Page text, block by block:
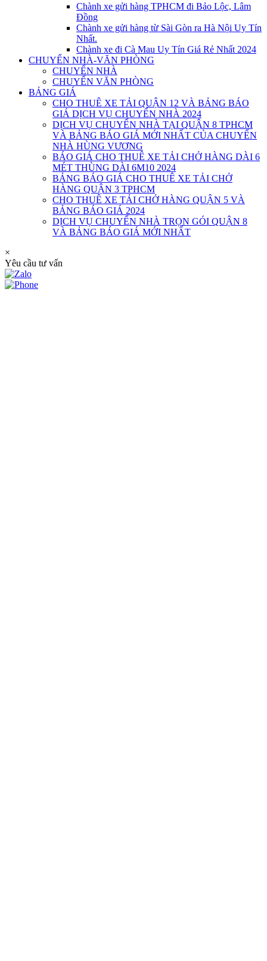
Chành xe gửi hàng TPHCM đi Bảo Lộc, Lâm
Đồng
Chành xe gửi hàng từ Sài Gòn ra Hà Nội Uy Tín
Nhất.
Chành xe đi Cà Mau Uy Tín Giá Rẻ Nhất 2024
CHUYỂN NHÀ-VĂN PHÒNG
CHUYỂN NHÀ
CHUYỂN VĂN PHÒNG
BẢNG GIÁ
CHO THUÊ XE TẢI QUẬN 12 VÀ BẢNG BÁO
GIÁ DỊCH VỤ CHUYỂN NHÀ 2024
DỊCH VỤ CHUYỂN NHÀ TẠI QUẬN 8 TPHCM
VÀ BẢNG BÁO GIÁ MỚI NHẤT CỦA CHUYỂN
NHÀ HÙNG VƯƠNG
BÁO GIÁ CHO THUÊ XE TẢI CHỞ HÀNG DÀI 6
MÉT THÙNG DÀI 6M10 2024
BẢNG BÁO GIÁ CHO THUÊ XE TẢI CHỞ
HÀNG QUẬN 3 TPHCM
CHO THUÊ XE TẢI CHỞ HÀNG QUẬN 5 VÀ
BẢNG BÁO GIÁ 2024
DỊCH VỤ CHUYỂN NHÀ TRỌN GÓI QUẬN 8
VÀ BẢNG BÁO GIÁ MỚI NHẤT
×
Yêu cầu tư vấn